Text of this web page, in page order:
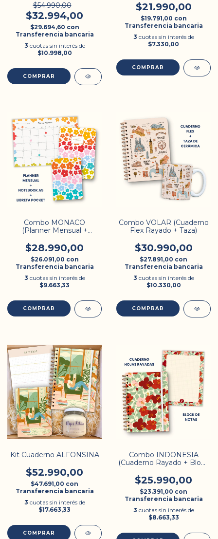
$54.990,00
$32.994,00
$29.694,60 con
Transferencia bancaria
3 cuotas sin interés de
$10.998,00
COMPRAR
$21.990,00
$19.791,00 con
Transferencia bancaria
3 cuotas sin interés de
$7.330,00
Combo MONACO
(Planner Mensual +
$28.990,00
$26.091,00 con
Transferencia bancaria
3 cuotas sin interés de
$9.663,33
Combo VOLAR (Cuaderno
Flex Rayado + Taza)
$30.990,00
$27.891,00 con
Transferencia bancaria
3 cuotas sin interés de
$10.330,00
Kit Cuaderno ALFONSINA
$52.990,00
$47.691,00 con
Transferencia bancaria
3 cuotas sin interés de
$17.663,33
Combo INDONESIA
(Cuaderno Rayado + Block
$25.990,00
$23.391,00 con
Transferencia bancaria
3 cuotas sin interés de
$8.663,33